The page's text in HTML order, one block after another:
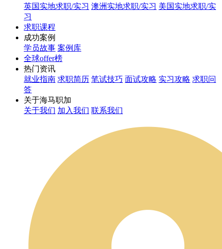
英国实地求职/实习 澳洲实地求职/实习 美国实地求职/实
习
求职课程
成功案例
学员故事 案例库
全球offer榜
热门资讯
就业指南 求职简历 笔试技巧 面试攻略 实习攻略 求职问
答
关于海马职加
关于我们 加入我们 联系我们